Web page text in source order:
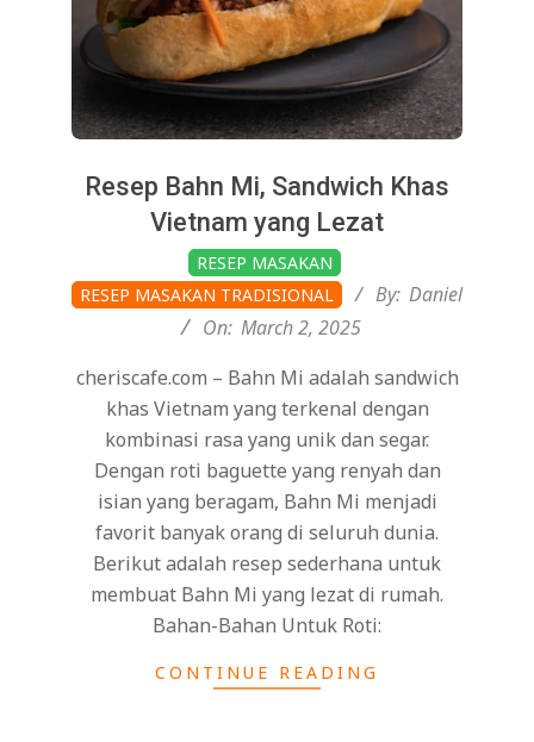
Resep Bahn Mi, Sandwich Khas
Vietnam yang Lezat
03-
02
RESEP MASAKAN
RESEP MASAKAN TRADISIONAL
By: Daniel
On: March 2, 2025
cheriscafe.com – Bahn Mi adalah sandwich
khas Vietnam yang terkenal dengan
kombinasi rasa yang unik dan segar.
Dengan roti baguette yang renyah dan
isian yang beragam, Bahn Mi menjadi
favorit banyak orang di seluruh dunia.
Berikut adalah resep sederhana untuk
membuat Bahn Mi yang lezat di rumah.
Bahan-Bahan Untuk Roti:
CONTINUE READING